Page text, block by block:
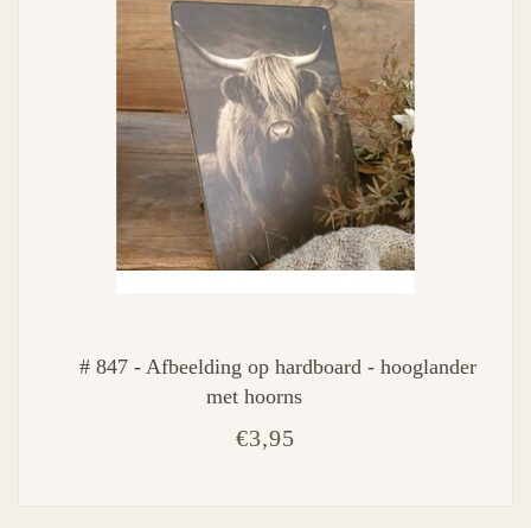
# 847 - Afbeelding op hardboard - hooglander
met hoorns
€3,95